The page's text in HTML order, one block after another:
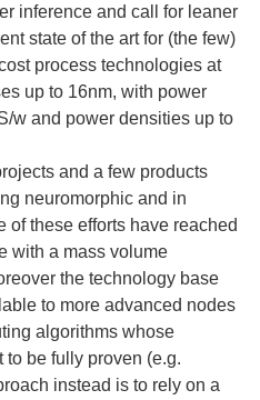
inference and call for leaner
state of the art for (the few)
process technologies at
up to 16nm, with power
w and power densities up to
and a few products
neuromorphic and in
of these efforts have reached
with a mass volume
the technology base
to more advanced nodes
algorithms whose
be fully proven (e.g.
instead is to rely on a